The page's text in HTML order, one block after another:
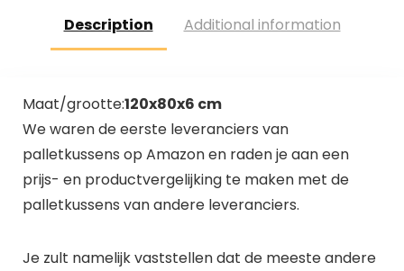
kleine middelgrote
grote honden
katten (inkt,
huisdieren)
Description Additional information
Maat/grootte:120x80x6 cm
We waren de eerste leveranciers van
palletkussens op Amazon en raden je aan een
prijs- en productvergelijking te maken met de
palletkussens van andere leveranciers.
Je zult namelijk vaststellen dat de meeste andere